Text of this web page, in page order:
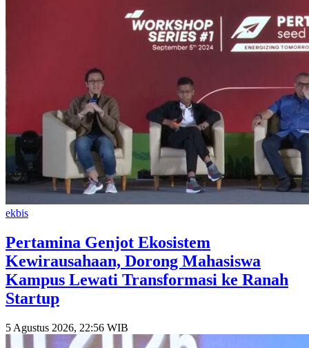
ekbis
Pertamina Genjot Ekosistem
Kewirausahaan, Dorong Mahasiswa
Kampus Lewati Transformasi ke Ranah
Startup
5 Agustus 2026, 22:56 WIB